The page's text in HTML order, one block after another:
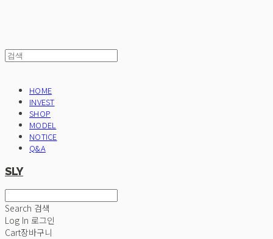
HOME
INVEST
SHOP
MODEL
NOTICE
Q&A
SLY
Search 검색
Log In 로그인
Cart장바구니